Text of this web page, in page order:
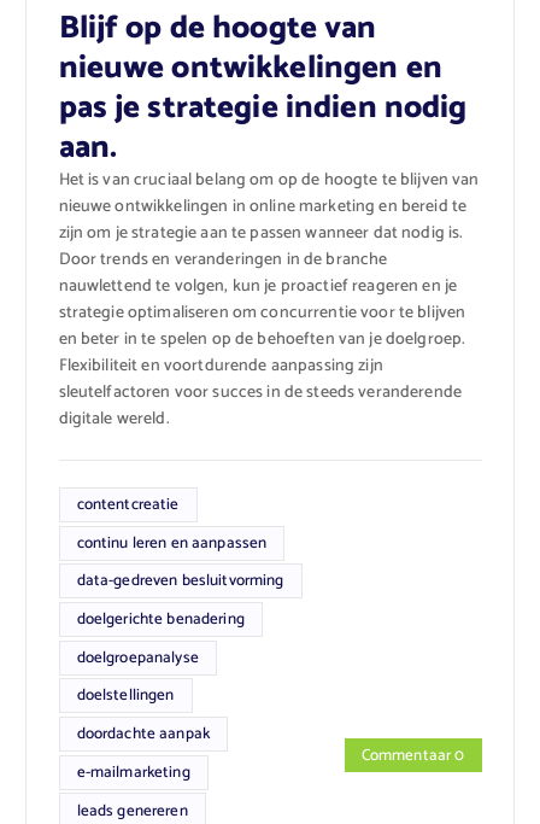
Blijf op de hoogte van
nieuwe ontwikkelingen en
pas je strategie indien nodig
aan.
Het is van cruciaal belang om op de hoogte te blijven van
nieuwe ontwikkelingen in online marketing en bereid te
zijn om je strategie aan te passen wanneer dat nodig is.
Door trends en veranderingen in de branche
nauwlettend te volgen, kun je proactief reageren en je
strategie optimaliseren om concurrentie voor te blijven
en beter in te spelen op de behoeften van je doelgroep.
Flexibiliteit en voortdurende aanpassing zijn
sleutelfactoren voor succes in de steeds veranderende
digitale wereld.
contentcreatie
continu leren en aanpassen
data-gedreven besluitvorming
doelgerichte benadering
doelgroepanalyse
doelstellingen
doordachte aanpak
e-mailmarketing
leads genereren
Commentaar 0